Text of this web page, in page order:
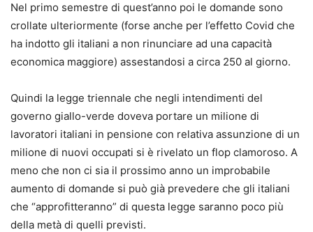
Nel primo semestre di quest’anno poi le domande sono
crollate ulteriormente (forse anche per l’effetto Covid che
ha indotto gli italiani a non rinunciare ad una capacità
economica maggiore) assestandosi a circa 250 al giorno.
Quindi la legge triennale che negli intendimenti del
governo giallo-verde doveva portare un milione di
lavoratori italiani in pensione con relativa assunzione di un
milione di nuovi occupati si è rivelato un flop clamoroso. A
meno che non ci sia il prossimo anno un improbabile
aumento di domande si può già prevedere che gli italiani
che “approfitteranno” di questa legge saranno poco più
della metà di quelli previsti.